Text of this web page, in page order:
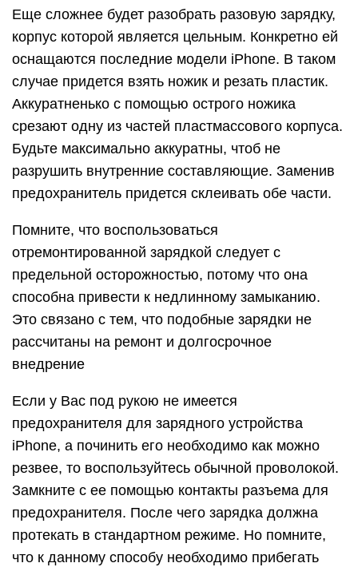
Еще сложнее будет разобрать разовую зарядку,
корпус которой является цельным. Конкретно ей
оснащаются последние модели iPhone. В таком
случае придется взять ножик и резать пластик.
Аккуратненько с помощью острого ножика
срезают одну из частей пластмассового корпуса.
Будьте максимально аккуратны, чтоб не
разрушить внутренние составляющие. Заменив
предохранитель придется склеивать обе части.
Помните, что воспользоваться
отремонтированной зарядкой следует с
предельной осторожностью, потому что она
способна привести к недлинному замыканию.
Это связано с тем, что подобные зарядки не
рассчитаны на ремонт и долгосрочное
внедрение
Если у Вас под рукою не имеется
предохранителя для зарядного устройства
iPhone, а починить его необходимо как можно
резвее, то воспользуйтесь обычной проволокой.
Замкните с ее помощью контакты разъема для
предохранителя. После чего зарядка должна
протекать в стандартном режиме. Но помните,
что к данному способу необходимо прибегать